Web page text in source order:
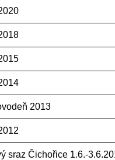
2013
sraz Čichořice 1.6.-